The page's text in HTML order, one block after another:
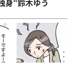
身“鈴木ゆう